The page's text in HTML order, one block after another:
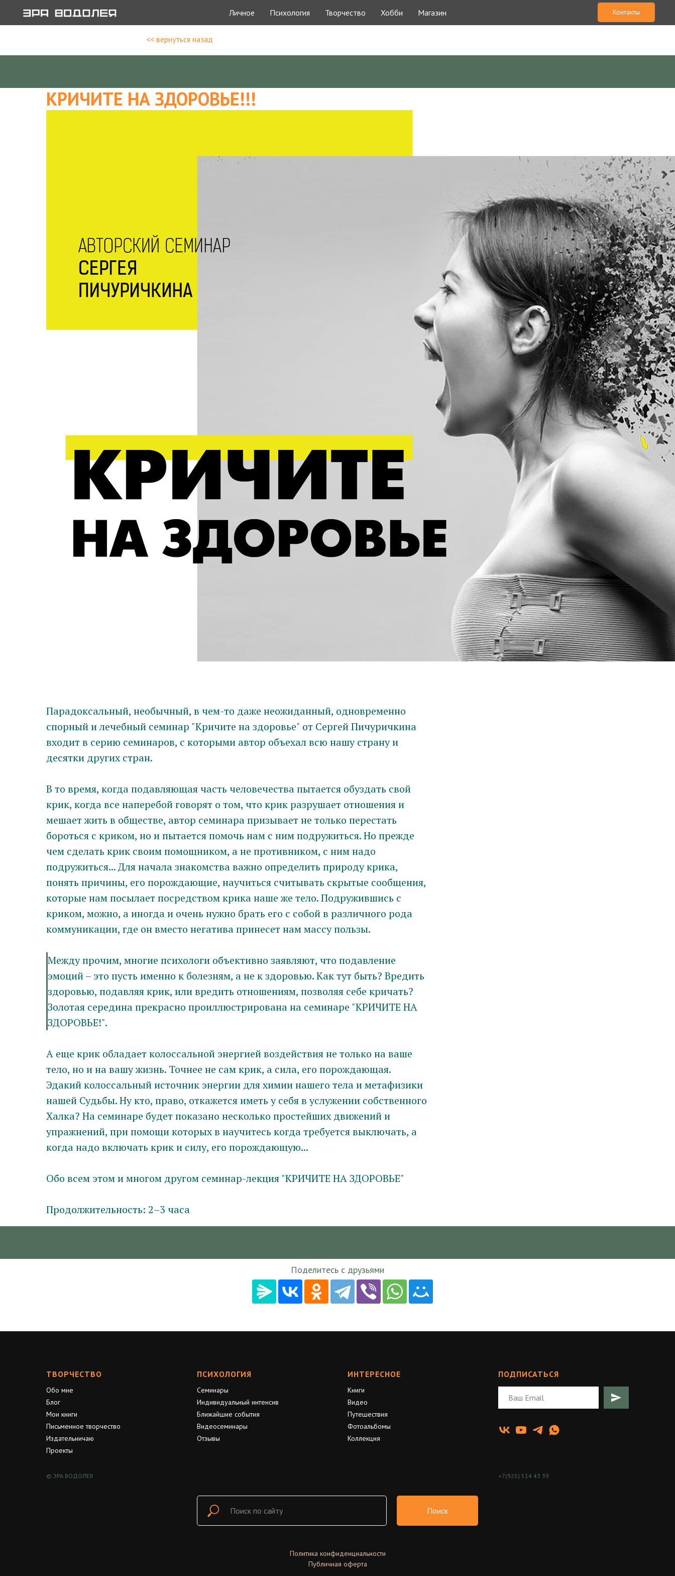
Личное Психология Творчество Хобби Магазин Контакты
<< вернуться назад
КРИЧИТЕ НА ЗДОРОВЬЕ!!!
Парадоксальный, необычный, в чем-то даже неожиданный, одновременно
спорный и лечебный семинар "Кричите на здоровье" от Сергей Пичуричкина
входит в серию семинаров, с которыми автор объехал всю нашу страну и
десятки других стран.
В то время, когда подавляющая часть человечества пытается обуздать свой
крик, когда все наперебой говорят о том, что крик разрушает отношения и
мешает жить в обществе, автор семинара призывает не только перестать
бороться с криком, но и пытается помочь нам с ним подружиться. Но прежде
чем сделать крик своим помощником, а не противником, с ним надо
подружиться... Для начала знакомства важно определить природу крика,
понять причины, его порождающие, научиться считывать скрытые сообщения,
которые нам посылает посредством крика наше же тело. Подружившись с
криком, можно, а иногда и очень нужно брать его с собой в различного рода
коммуникации, где он вместо негатива принесет нам массу пользы.
Между прочим, многие психологи объективно заявляют, что подавление
эмоций – это пусть именно к болезням, а не к здоровью. Как тут быть? Вредить
здоровью, подавляя крик, или вредить отношениям, позволяя себе кричать?
Золотая середина прекрасно проиллюстрирована на семинаре "КРИЧИТЕ НА
ЗДОРОВЬЕ!".
А еще крик обладает колоссальной энергией воздействия не только на ваше
тело, но и на вашу жизнь. Точнее не сам крик, а сила, его порождающая.
Эдакий колоссальный источник энергии для химии нашего тела и метафизики
нашей Судьбы. Ну кто, право, откажется иметь у себя в услужении собственного
Халка? На семинаре будет показано несколько простейших движений и
упражнений, при помощи которых в научитесь когда требуется выключать, а
когда надо включать крик и силу, его порождающую...
Обо всем этом и многом другом семинар-лекция "КРИЧИТЕ НА ЗДОРОВЬЕ"
Продолжительность: 2–3 часа
Поделитесь с друзьями
ТВОРЧЕСТВО
Обо мне
Блог
Мои книги
Письменное творчество
Издательничаю
Проекты
ПСИХОЛОГИЯ
Семинары
Индивидуальный интенсив
Ближайшие события
Видеосеминары
Отзывы
ИНТЕРЕСНОЕ
Книги
Видео
Путешествия
Фотоальбомы
Коллекция
ПОДПИСАТЬСЯ
© ЭРА ВОДОЛЕЯ +7(925) 514 43 39
Поиск
Политика конфиденциальности
Публичная оферта